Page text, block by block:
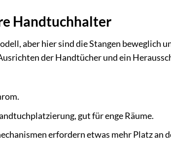
Handtuchhalter
aber hier sind die Stangen beweglich
der Handtücher und ein
gut für enge Räume.
erfordern etwas mehr Platz an